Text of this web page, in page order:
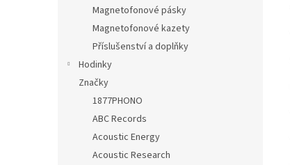
Magnetofonové pásky
Magnetofonové kazety
Příslušenství a doplňky
Hodinky
Značky
1877PHONO
ABC Records
Acoustic Energy
Acoustic Research